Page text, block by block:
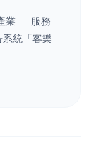
業 — 服務
統「客樂